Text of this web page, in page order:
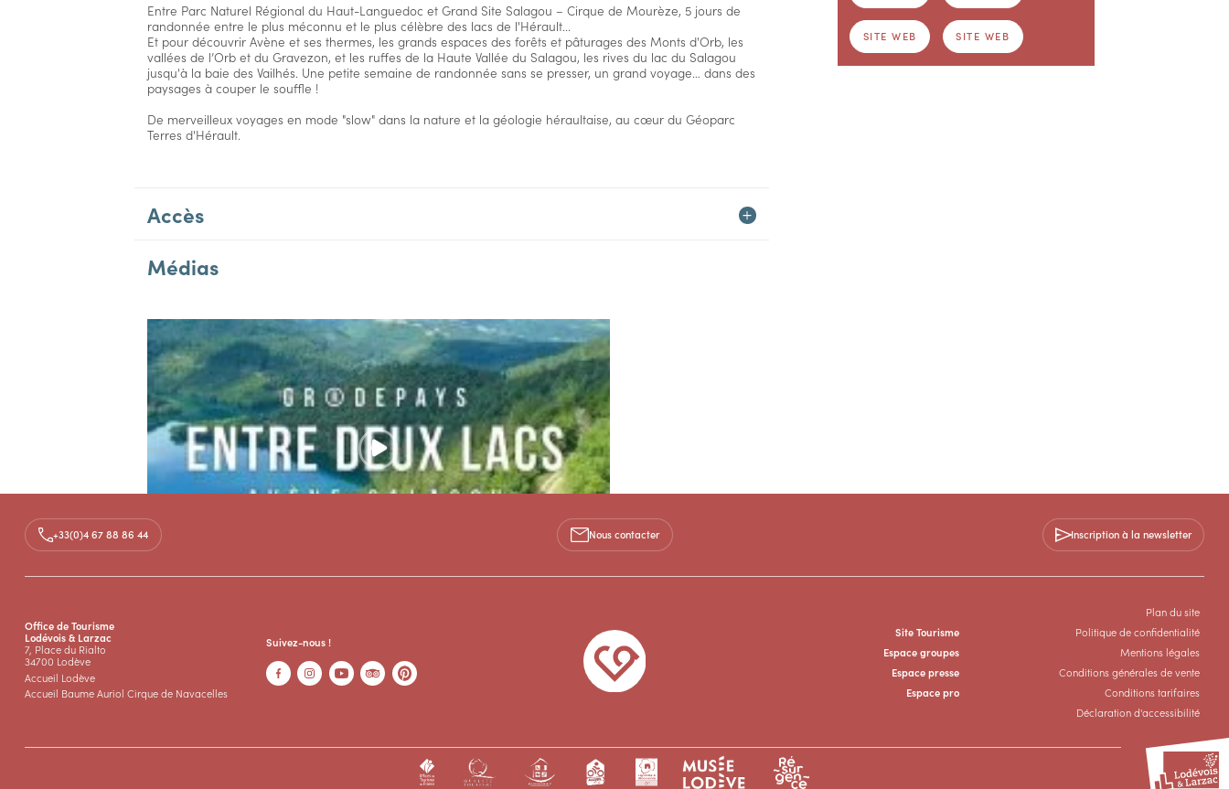
Entre Parc Naturel Régional du Haut-Languedoc et Grand Site Salagou – Cirque de Mourèze, 5 jours de
randonnée entre le plus méconnu et le plus célèbre des lacs de l'Hérault...
Et pour découvrir Avène et ses thermes, les grands espaces des forêts et pâturages des Monts d'Orb, les
vallées de l’Orb et du Gravezon, et les ruffes de la Haute Vallée du Salagou, les rives du lac du Salagou
jusqu'à la baie des Vailhés. Une petite semaine de randonnée sans se presser, un grand voyage… dans des
paysages à couper le souffle !
De merveilleux voyages en mode "slow" dans la nature et la géologie héraultaise, au cœur du Géoparc
Terres d'Hérault.
Accès
Médias
SITE WEB SITE WEB
+33(0)4 67 88 86 44 Nous contacter Inscription à la newsletter
Office de Tourisme
Lodévois & Larzac
7, Place du Rialto
34700 Lodève
Accueil Lodève
Accueil Baume Auriol Cirque de Navacelles
Suivez-nous !
Site Tourisme
Espace groupes
Espace presse
Espace pro
Plan du site
Politique de confidentialité
Mentions légales
Conditions générales de vente
Conditions tarifaires
Déclaration d'accessibilité